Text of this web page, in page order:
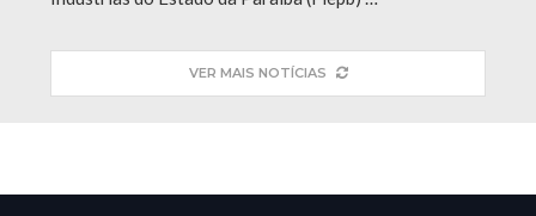
VER MAIS NOTÍCIAS